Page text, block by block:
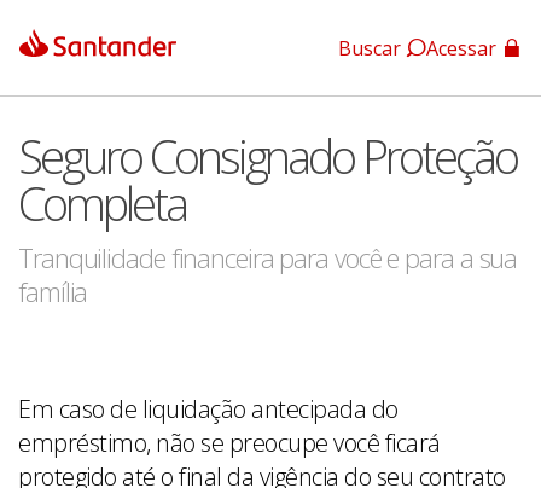
App Santander
App Santander Empresas
Buscar Acessar
Seguro Consignado Proteção
Completa
Tranquilidade financeira para você e para a sua
família
Em caso de liquidação antecipada do
empréstimo, não se preocupe você ficará
protegido até o final da vigência do seu contrato